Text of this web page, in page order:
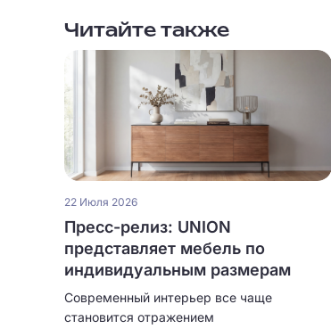
Читайте также
22 Июля 2026
Пресс-релиз: UNION
представляет мебель по
индивидуальным размерам
Современный интерьер все чаще
становится отражением